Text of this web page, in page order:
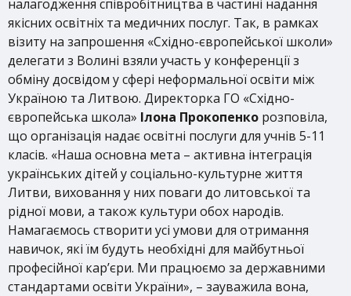
налагодження співробітництва в частині надання
якісних освітніх та медичних послуг. Так, в рамках
візиту на запрошення «Східно-європейської школи»
делегати з Волині взяли участь у конференції з
обміну досвідом у сфері неформальної освіти між
Україною та Литвою. Директорка ГО «Східно-
європейська школа» Ілона Прокопенко розповіла,
що організація надає освітні послуги для учнів 5-11
класів. «Наша основна мета – активна інтеграція
українських дітей у соціально-культурне життя
Литви, виховання у них поваги до литовської та
рідної мови, а також культури обох народів.
Намагаємось створити усі умови для отримання
навичок, які їм будуть необхідні для майбутньої
професійної кар’єри. Ми працюємо за державними
стандартами освіти України», – зауважила вона,